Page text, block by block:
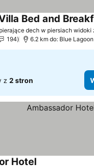
dech w piersiach widoki
Bed and
194 6.2 km do: Blue Lagoon
z 2 stron
Hotel